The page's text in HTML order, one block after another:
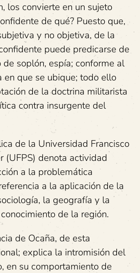
los convierte en un sujeto
de qué? Puesto que,
y no objetiva, de la
puede predicarse de
de soplón, espía; conforme al
en que se ubique; todo ello
de la doctrina militarista
contra insurgente del
de la Universidad Francisco
(UFPS) denota actividad
a la problemática
a la aplicación de la
la geografía y la
de la región.
de Ocaña, de esta
explica la intromisión del
en su comportamiento de